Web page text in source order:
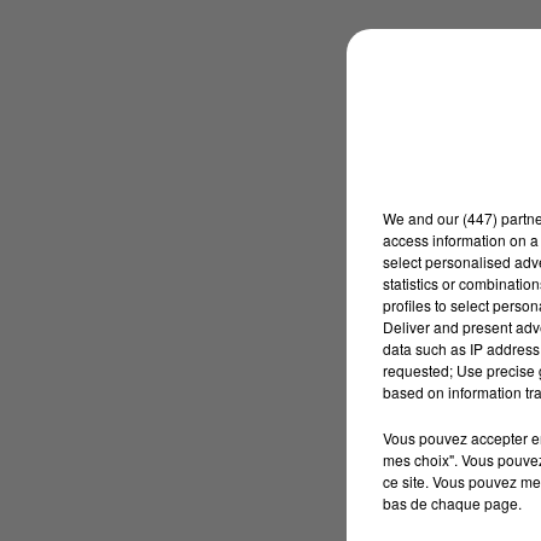
We and our (447)
access information on
select personalised
statistics or
profiles to select
Deliver and present
data such as IP
requested; Use precise
based on information
Vous pouvez accepter
mes choix". Vous
ce site. Vous pouvez
bas de chaque page.